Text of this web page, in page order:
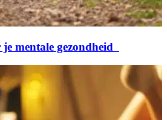
mentale gezondheid